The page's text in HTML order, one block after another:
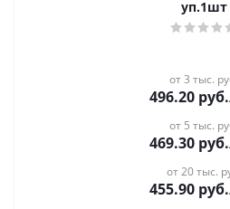
уп.1шт
от 3 тыс.
496.20 руб.
от 5 тыс.
469.30 руб.
от 20 тыс.
455.90 руб.